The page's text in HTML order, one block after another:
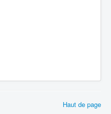
Haut de page